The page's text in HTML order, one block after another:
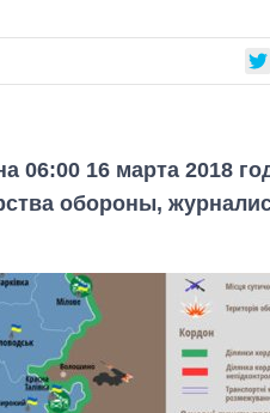
06:00 16 марта 2018
обороны,